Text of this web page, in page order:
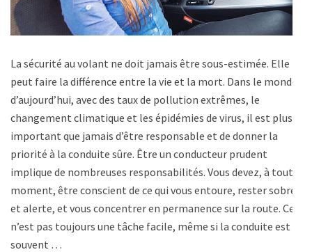
La sécurité au volant ne doit jamais être sous-estimée. Elle
peut faire la différence entre la vie et la mort. Dans le monde
d’aujourd’hui, avec des taux de pollution extrêmes, le
changement climatique et les épidémies de virus, il est plus
important que jamais d’être responsable et de donner la
priorité à la conduite sûre. Être un conducteur prudent
implique de nombreuses responsabilités. Vous devez, à tout
moment, être conscient de ce qui vous entoure, rester sobre
et alerte, et vous concentrer en permanence sur la route. Ce
n’est pas toujours une tâche facile, même si la conduite est
souvent …